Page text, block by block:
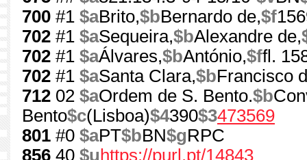
700 #1 $aBrito,$bBernardo de,$f
702 #1 $aSequeira,$bAlexandre de,
702 #1 $aÁlvares,$bAntónio,$ffl.
702 #1 $aSanta Clara,$bFrancisco
712 02 $aOrdem de S. Bento.$b
Bento$c(Lisboa)$4390$3473569
801 #0 $aPT$bBN$gRPC
856 40 $u https://purl.pt/14843